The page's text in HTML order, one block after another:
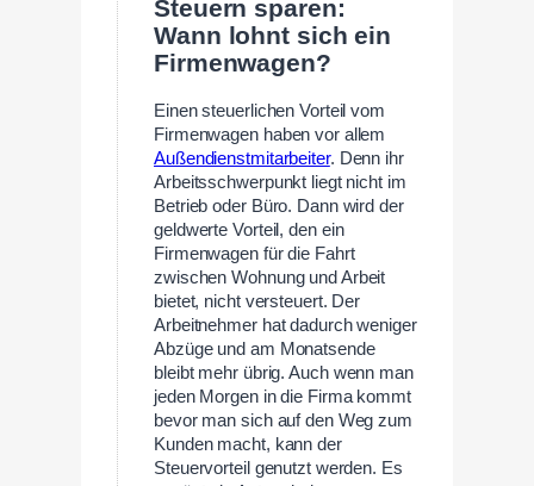
Steuern sparen:
Wann lohnt sich ein
Firmenwagen?
Einen steuerlichen Vorteil vom
Firmenwagen haben vor allem
Außendienstmitarbeiter. Denn ihr
Arbeitsschwerpunkt liegt nicht im
Betrieb oder Büro. Dann wird der
geldwerte Vorteil, den ein
Firmenwagen für die Fahrt
zwischen Wohnung und Arbeit
bietet, nicht versteuert. Der
Arbeitnehmer hat dadurch weniger
Abzüge und am Monatsende
bleibt mehr übrig. Auch wenn man
jeden Morgen in die Firma kommt
bevor man sich auf den Weg zum
Kunden macht, kann der
Steuervorteil genutzt werden. Es